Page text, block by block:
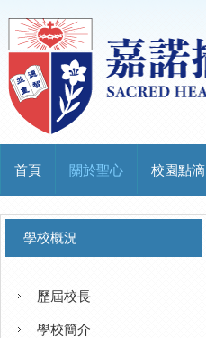
首頁 關於聖心 校園點滴
學校概況
歷屆校長
學校簡介